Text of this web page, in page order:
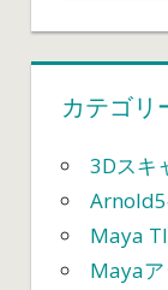
カテゴリ
3Dスキ
Maya
Mayaア